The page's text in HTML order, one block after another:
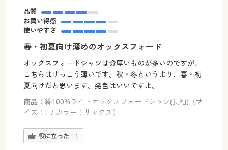
品質
お買い得感
使いやすさ
春・初夏向け薄めのオックスフォード
オックスフォードシャツは分厚いものが多いのですが、
こちらはけっこう薄いです。秋・冬というより、春・初
夏向けだと思います。発色はいいですよ。
商品： 綿100%ライトオックスフォードシャツ(長袖)（サ
イズ：L / カラー：サックス）
役に立った 1